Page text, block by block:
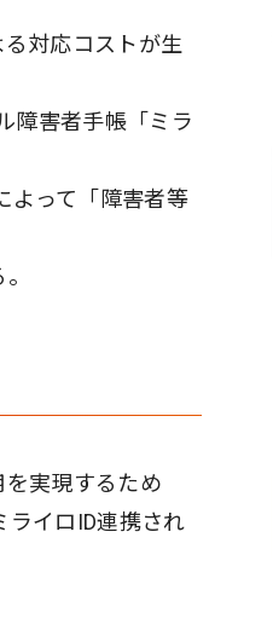
対応コストが生
障害者手帳「ミラ
よって「障害者等
実現するため
ライロID連携され